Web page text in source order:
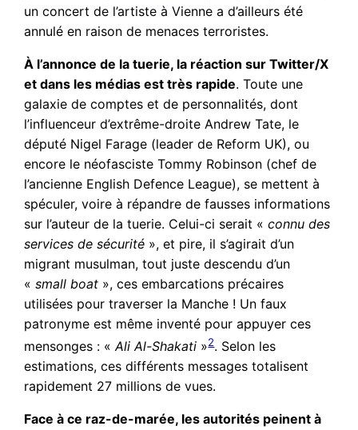
un concert de l’artiste à Vienne a d’ailleurs été
annulé en raison de menaces terroristes.
À l’annonce de la tuerie, la réaction sur Twitter/X
et dans les médias est très rapide. Toute une
galaxie de comptes et de personnalités, dont
l’influenceur d’extrême-droite Andrew Tate, le
député Nigel Farage (leader de Reform UK), ou
encore le néofasciste Tommy Robinson (chef de
l’ancienne English Defence League), se mettent à
spéculer, voire à répandre de fausses informations
sur l’auteur de la tuerie. Celui-ci serait «connu des
services de sécurité », et pire, il s’agirait d’un
migrant musulman, tout juste descendu d’un
«small boat », ces embarcations précaires
utilisées pour traverser la Manche ! Un faux
patronyme est même inventé pour appuyer ces
mensonges : «Ali Al-Shakati »2. Selon les
estimations, ces différents messages totalisent
rapidement 27 millions de vues.
Face à ce raz-de-marée, les autorités peinent à